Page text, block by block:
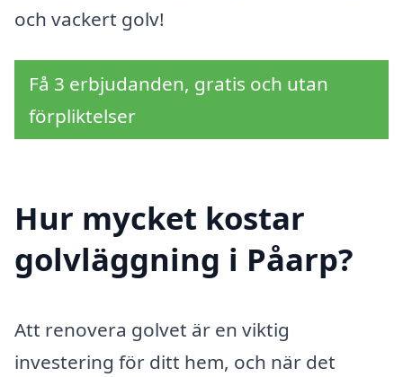
och vackert golv!
Få 3 erbjudanden, gratis och utan
förpliktelser
Hur mycket kostar
golvläggning i Påarp?
Att renovera golvet är en viktig
investering för ditt hem, och när det